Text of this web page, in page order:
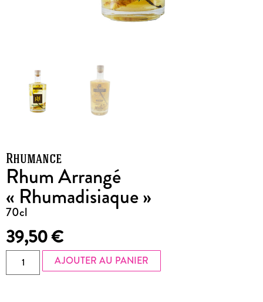
Rhumance
Rhum Arrangé
« Rhumadisiaque »
70cl
39,50€
AJOUTER AU PANIER